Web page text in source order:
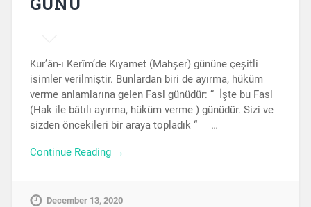
Kur’ân-ı Kerîm’de Kıyamet (Mahşer) gününe çeşitli
isimler verilmiştir. Bunlardan biri de ayırma, hüküm
verme anlamlarına gelen Fasl günüdür: “ İşte bu Fasl
(Hak ile bâtılı ayırma, hüküm verme ) günüdür. Sizi ve
sizden öncekileri bir araya topladık “ …
Continue Reading →
December 13, 2020